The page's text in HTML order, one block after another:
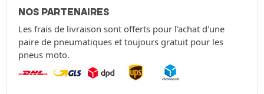
NOS PARTENAIRES
Les frais de livraison sont offerts pour l'achat d'une
paire de pneumatiques et toujours gratuit pour les
pneus moto.